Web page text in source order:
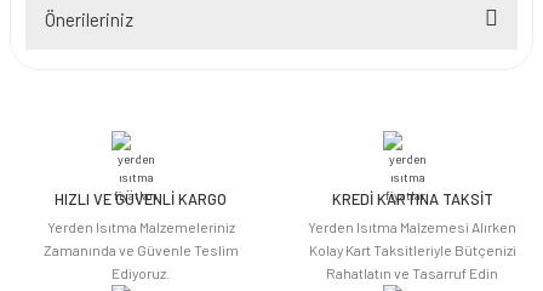
Önerileriniz
iletebilirsiniz.
Görüş ve önerileriniz için teşekkür ederiz.
Ürün açıklamasında eksik bilgiler bulunuyor.
Ürün bilgilerinde hatalar bulunuyor.
HIZLI VE GÜVENLİ KARGO
Yerden Isıtma Malzemeleriniz
Zamanında ve Güvenle Teslim
Ediyoruz.
KREDİ KARTINA TAKSİT
Yerden Isıtma Malzemesi Alırken
Kolay Kart Taksitleriyle Bütçenizi
Rahatlatın ve Tasarruf Edin